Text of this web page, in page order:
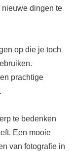
dingen te
op die je toch
prachtige
te bedenken
Een mooie
van fotografie in